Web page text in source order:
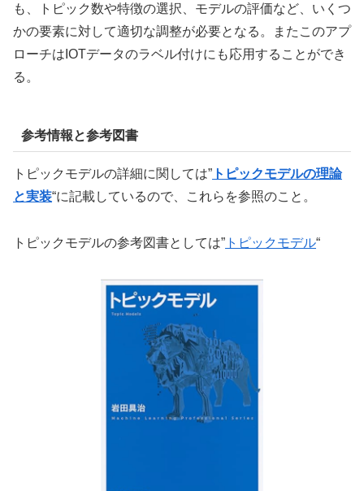
も、トピック数や特徴の選択、モデルの評価など、いくつ
かの要素に対して適切な調整が必要となる。またこのアプ
ローチはIOTデータのラベル付けにも応用することができ
る。
参考情報と参考図書
トピックモデルの詳細に関しては” トピックモデルの理論
と実装“に記載しているので、これらを参照のこと。
トピックモデルの参考図書としては” トピックモデル“